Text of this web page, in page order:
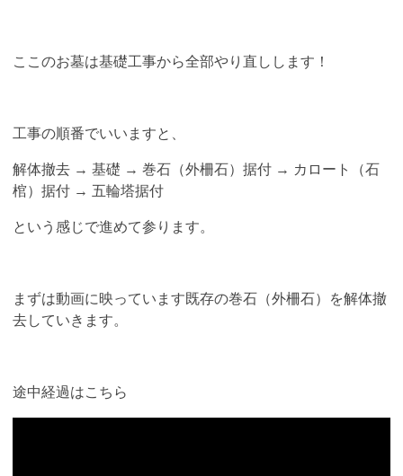
ここのお墓は基礎工事から全部やり直しします！
工事の順番でいいますと、
解体撤去 → 基礎 → 巻石（外柵石）据付 → カロート（石
棺）据付 → 五輪塔据付
という感じで進めて参ります。
まずは動画に映っています既存の巻石（外柵石）を解体撤
去していきます。
途中経過はこちら